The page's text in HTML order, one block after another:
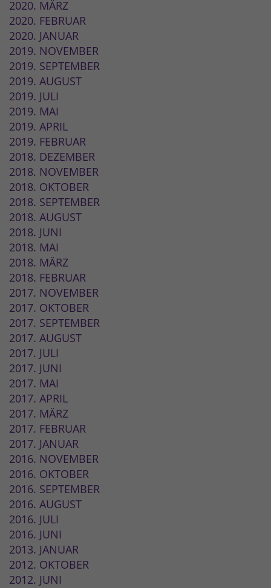
2020. MÄRZ
2020. FEBRUAR
2020. JANUAR
2019. NOVEMBER
2019. SEPTEMBER
2019. AUGUST
2019. JULI
2019. MAI
2019. APRIL
2019. FEBRUAR
2018. DEZEMBER
2018. NOVEMBER
2018. OKTOBER
2018. SEPTEMBER
2018. AUGUST
2018. JUNI
2018. MAI
2018. MÄRZ
2018. FEBRUAR
2017. NOVEMBER
2017. OKTOBER
2017. SEPTEMBER
2017. AUGUST
2017. JULI
2017. JUNI
2017. MAI
2017. APRIL
2017. MÄRZ
2017. FEBRUAR
2017. JANUAR
2016. NOVEMBER
2016. OKTOBER
2016. SEPTEMBER
2016. AUGUST
2016. JULI
2016. JUNI
2013. JANUAR
2012. OKTOBER
2012. JUNI